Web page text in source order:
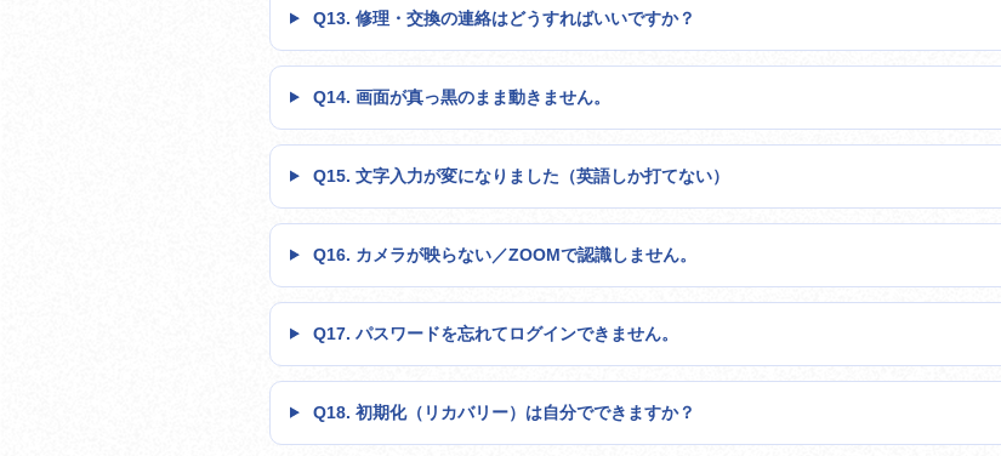
Q13. 修理・交換の連絡はどうすればいいですか？
Q14. 画面が真っ黒のまま動きません。
Q15. 文字入力が変になりました（英語しか打てない）
Q16. カメラが映らない／ZOOMで認識しません。
Q17. パスワードを忘れてログインできません。
Q18. 初期化（リカバリー）は自分でできますか？